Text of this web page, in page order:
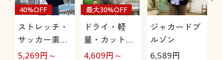
ストレッチ・
サッカー素材
ジャケット(タ
40%OFF
5,269円～
ドライ・軽
量・カットソ
ー素材ジャケ
最大30%OFF
4,609円～
ジャカードブ
ルゾン
6,589円